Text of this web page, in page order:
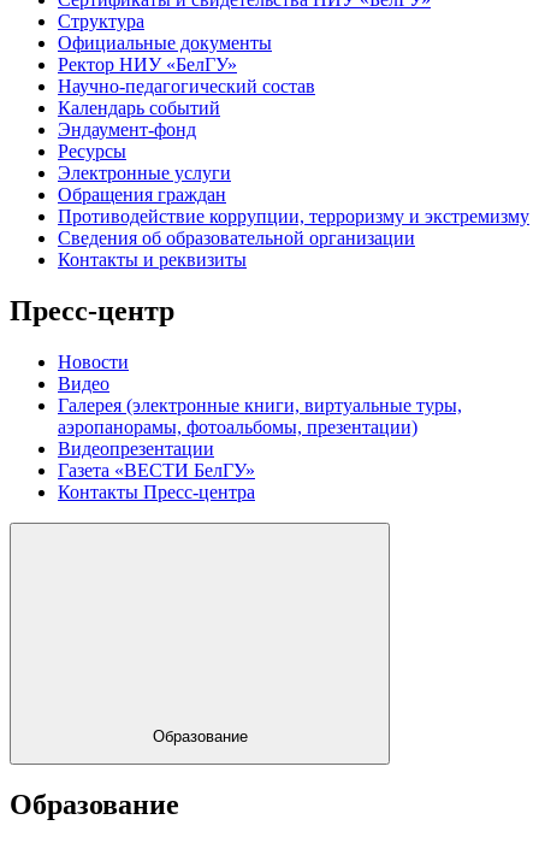
Структура
Официальные документы
Ректор НИУ «БелГУ»
Научно-педагогический состав
Календарь событий
Эндаумент-фонд
Ресурсы
Электронные услуги
Обращения граждан
Противодействие коррупции, терроризму и экстремизму
Сведения об образовательной организации
Контакты и реквизиты
Пресс-центр
Новости
Видео
Галерея (электронные книги, виртуальные туры,
аэропанорамы, фотоальбомы, презентации)
Видеопрезентации
Газета «ВЕСТИ БелГУ»
Контакты Пресс-центра
Образование
Образование